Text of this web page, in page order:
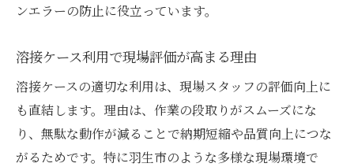
ンエラーの防止に役立っています。
溶接ケース利用で現場評価が高まる理由
溶接ケースの適切な利用は、現場スタッフの評価向上に
も直結します。理由は、作業の段取りがスムーズにな
り、無駄な動作が減ることで納期短縮や品質向上につな
がるためです。特に羽生市のような多様な現場環境で